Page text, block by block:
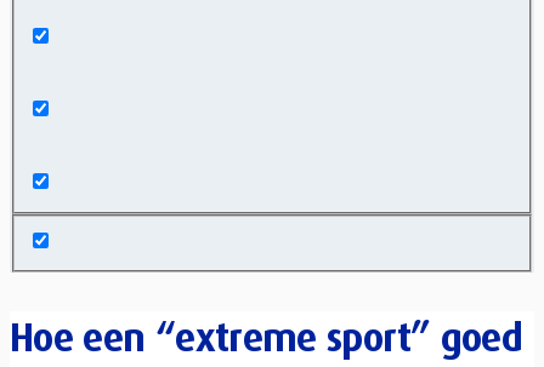
Hoe een “extreme sport” goed